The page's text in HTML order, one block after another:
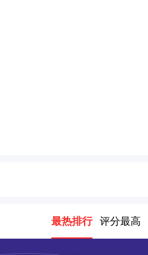
最热排行 评分最高